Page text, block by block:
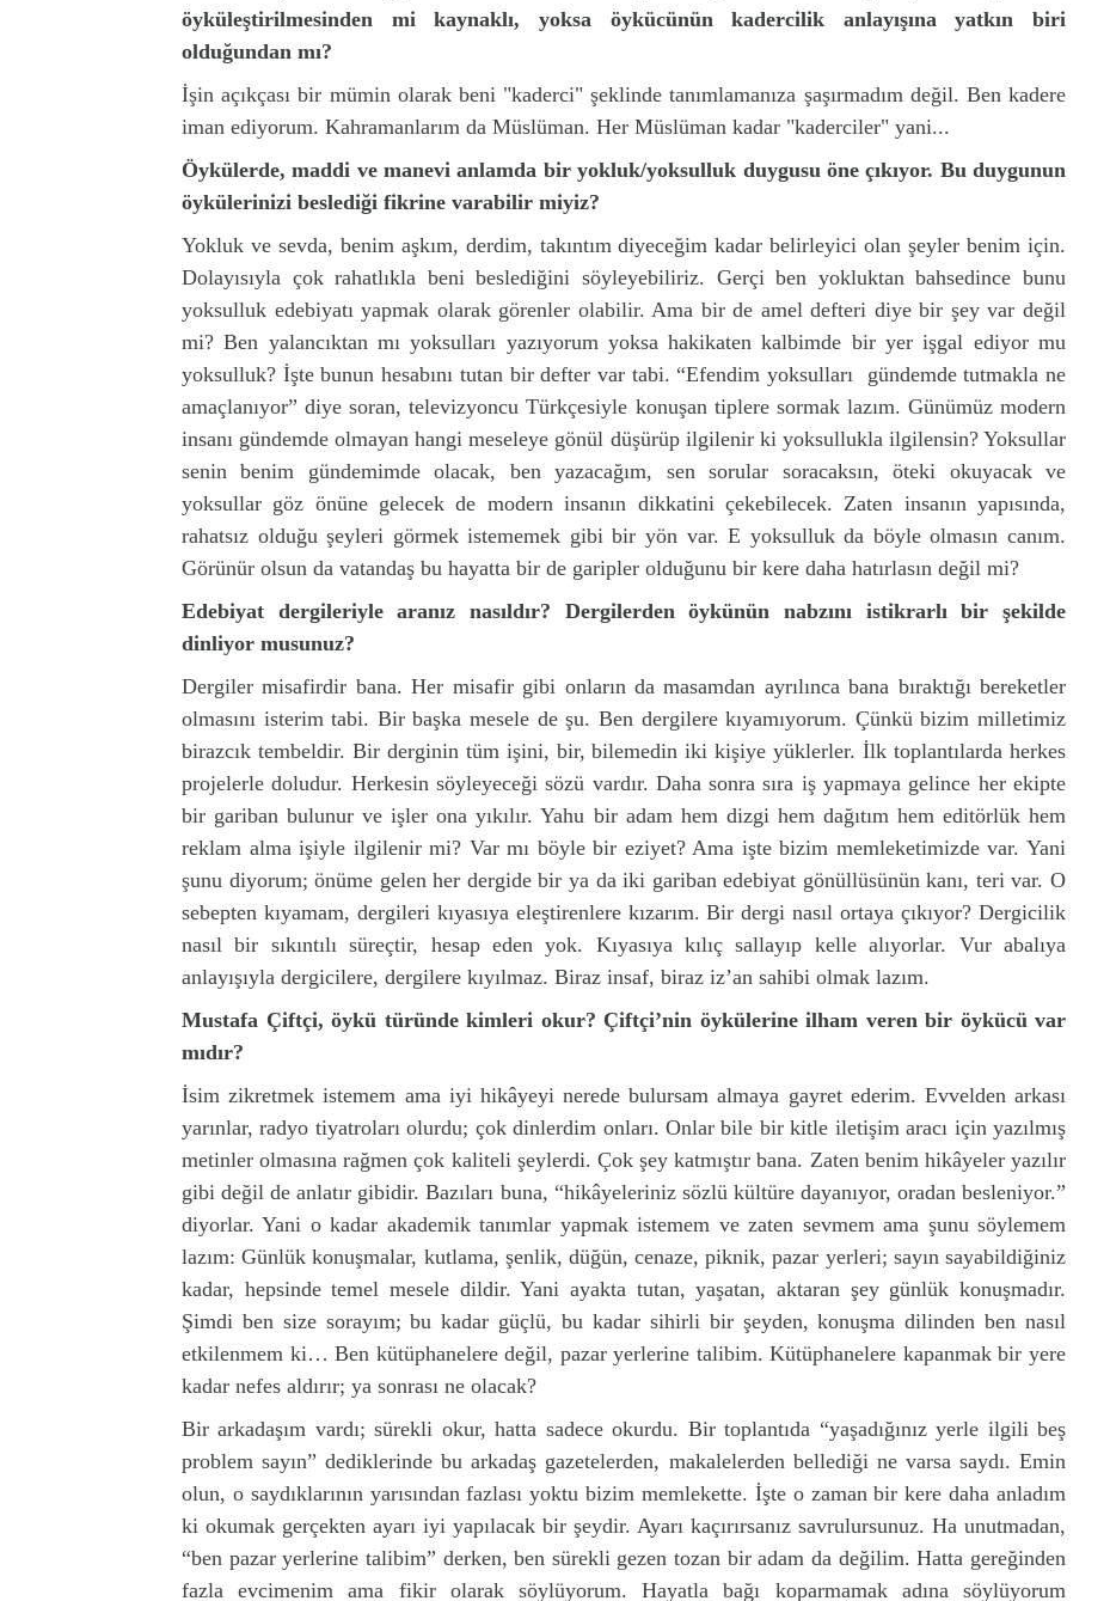
öyküleştirilmesinden mi kaynaklı, yoksa öykücünün kadercilik anlayışına yatkın biri
olduğundan mı?
İşin açıkçası bir mümin olarak beni "kaderci" şeklinde tanımlamanıza şaşırmadım değil. Ben kadere
iman ediyorum. Kahramanlarım da Müslüman. Her Müslüman kadar "kaderciler" yani...
Öykülerde, maddi ve manevi anlamda bir yokluk/yoksulluk duygusu öne çıkıyor. Bu duygunun
öykülerinizi beslediği fikrine varabilir miyiz?
Yokluk ve sevda, benim aşkım, derdim, takıntım diyeceğim kadar belirleyici olan şeyler benim için.
Dolayısıyla çok rahatlıkla beni beslediğini söyleyebiliriz. Gerçi ben yokluktan bahsedince bunu
yoksulluk edebiyatı yapmak olarak görenler olabilir. Ama bir de amel defteri diye bir şey var değil
mi? Ben yalancıktan mı yoksulları yazıyorum yoksa hakikaten kalbimde bir yer işgal ediyor mu
yoksulluk? İşte bunun hesabını tutan bir defter var tabi. “Efendim yoksulları gündemde tutmakla ne
amaçlanıyor” diye soran, televizyoncu Türkçesiyle konuşan tiplere sormak lazım. Günümüz modern
insanı gündemde olmayan hangi meseleye gönül düşürüp ilgilenir ki yoksullukla ilgilensin? Yoksullar
senin benim gündemimde olacak, ben yazacağım, sen sorular soracaksın, öteki okuyacak ve
yoksullar göz önüne gelecek de modern insanın dikkatini çekebilecek. Zaten insanın yapısında,
rahatsız olduğu şeyleri görmek istememek gibi bir yön var. E yoksulluk da böyle olmasın canım.
Görünür olsun da vatandaş bu hayatta bir de garipler olduğunu bir kere daha hatırlasın değil mi?
Edebiyat dergileriyle aranız nasıldır? Dergilerden öykünün nabzını istikrarlı bir şekilde
dinliyor musunuz?
Dergiler misafirdir bana. Her misafir gibi onların da masamdan ayrılınca bana bıraktığı bereketler
olmasını isterim tabi. Bir başka mesele de şu. Ben dergilere kıyamıyorum. Çünkü bizim milletimiz
birazcık tembeldir. Bir derginin tüm işini, bir, bilemedin iki kişiye yüklerler. İlk toplantılarda herkes
projelerle doludur. Herkesin söyleyeceği sözü vardır. Daha sonra sıra iş yapmaya gelince her ekipte
bir gariban bulunur ve işler ona yıkılır. Yahu bir adam hem dizgi hem dağıtım hem editörlük hem
reklam alma işiyle ilgilenir mi? Var mı böyle bir eziyet? Ama işte bizim memleketimizde var. Yani
şunu diyorum; önüme gelen her dergide bir ya da iki gariban edebiyat gönüllüsünün kanı, teri var. O
sebepten kıyamam, dergileri kıyasıya eleştirenlere kızarım. Bir dergi nasıl ortaya çıkıyor? Dergicilik
nasıl bir sıkıntılı süreçtir, hesap eden yok. Kıyasıya kılıç sallayıp kelle alıyorlar. Vur abalıya
anlayışıyla dergicilere, dergilere kıyılmaz. Biraz insaf, biraz iz’an sahibi olmak lazım.
Mustafa Çiftçi, öykü türünde kimleri okur? Çiftçi’nin öykülerine ilham veren bir öykücü var
mıdır?
İsim zikretmek istemem ama iyi hikâyeyi nerede bulursam almaya gayret ederim. Evvelden arkası
yarınlar, radyo tiyatroları olurdu; çok dinlerdim onları. Onlar bile bir kitle iletişim aracı için yazılmış
metinler olmasına rağmen çok kaliteli şeylerdi. Çok şey katmıştır bana. Zaten benim hikâyeler yazılır
gibi değil de anlatır gibidir. Bazıları buna, “hikâyeleriniz sözlü kültüre dayanıyor, oradan besleniyor.”
diyorlar. Yani o kadar akademik tanımlar yapmak istemem ve zaten sevmem ama şunu söylemem
lazım: Günlük konuşmalar, kutlama, şenlik, düğün, cenaze, piknik, pazar yerleri; sayın sayabildiğiniz
kadar, hepsinde temel mesele dildir. Yani ayakta tutan, yaşatan, aktaran şey günlük konuşmadır.
Şimdi ben size sorayım; bu kadar güçlü, bu kadar sihirli bir şeyden, konuşma dilinden ben nasıl
etkilenmem ki… Ben kütüphanelere değil, pazar yerlerine talibim. Kütüphanelere kapanmak bir yere
kadar nefes aldırır; ya sonrası ne olacak?
Bir arkadaşım vardı; sürekli okur, hatta sadece okurdu. Bir toplantıda “yaşadığınız yerle ilgili beş
problem sayın” dediklerinde bu arkadaş gazetelerden, makalelerden bellediği ne varsa saydı. Emin
olun, o saydıklarının yarısından fazlası yoktu bizim memlekette. İşte o zaman bir kere daha anladım
ki okumak gerçekten ayarı iyi yapılacak bir şeydir. Ayarı kaçırırsanız savrulursunuz. Ha unutmadan,
“ben pazar yerlerine talibim” derken, ben sürekli gezen tozan bir adam da değilim. Hatta gereğinden
fazla evcimenim ama fikir olarak söylüyorum. Hayatla bağı koparmamak adına söylüyorum